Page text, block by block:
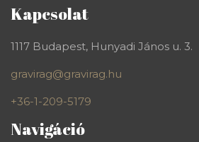
Kapcsolat
1117 Budapest, Hunyadi János u. 3.
gravirag@gravirag.hu
+36-1-209-5179
Navigáció